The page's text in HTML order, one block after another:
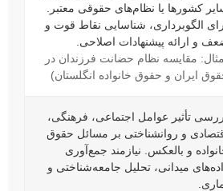
کشورها یا نظام‌های حقوقی معتبر.
الگوبرداری، شناسایی نقاط قوت و
و ارائه پیشنهادات اصلاحی.
مقایسه نظام حضانت فرزندان در
ایران و حقوق خانواده انگلستان)
تأثیر عوامل اجتماعی، فرهنگی،
و روانشناختی بر مسائل حقوق
و بالعکس. نیازمند جمع‌آوری
میدانی، تحلیل جامعه‌شناختی و